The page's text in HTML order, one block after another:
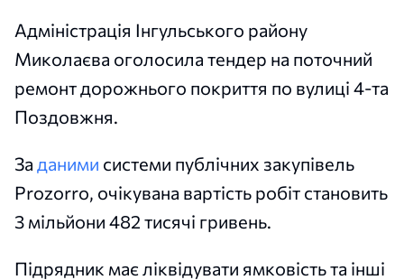
Адміністрація Інгульського району
Миколаєва оголосила тендер на поточний
ремонт дорожнього покриття по вулиці 4-та
Поздовжня.
За даними системи публічних закупівель
Prozorro, очікувана вартість робіт становить
3 мільйони 482 тисячі гривень.
Підрядник має ліквідувати ямковість та інші